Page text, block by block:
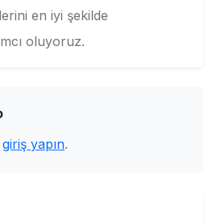
en iyi şekilde
oluyoruz.
giriş yapın.